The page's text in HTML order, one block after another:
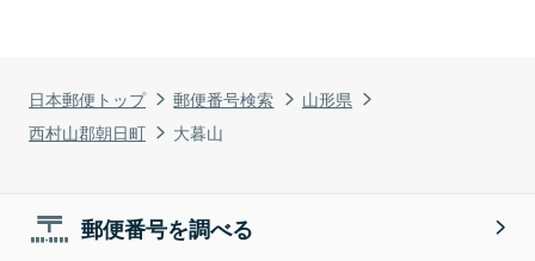
日本郵便トップ 郵便番号検索
山形県
西村山郡朝日町
大暮山
郵便番号を調べる